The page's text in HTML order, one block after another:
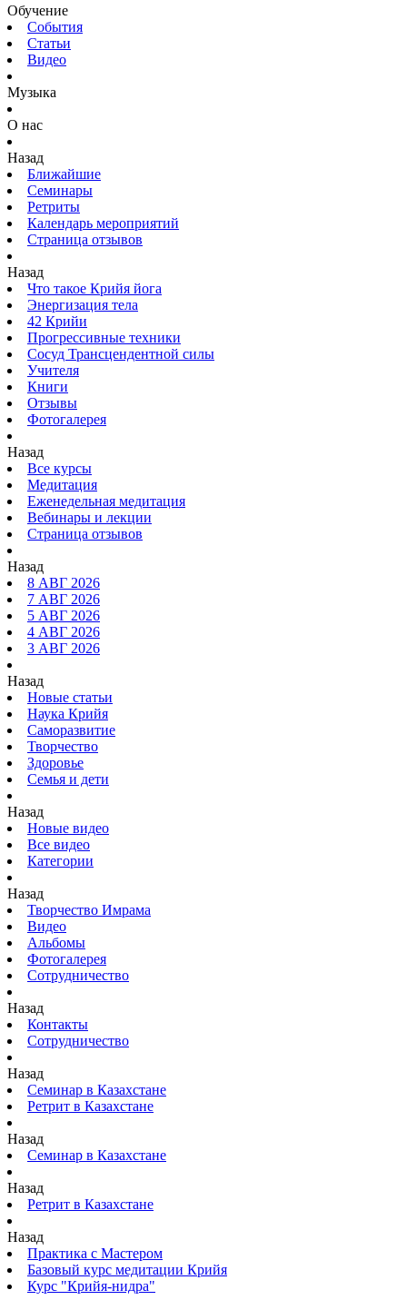
Обучение
События
Статьи
Видео
Музыка
О нас
Назад
Ближайшие
Семинары
Ретриты
Календарь мероприятий
Страница отзывов
Назад
Что такое Крийя йога
Энергизация тела
42 Крийи
Прогрессивные техники
Сосуд Трансцендентной силы
Учителя
Книги
Отзывы
Фотогалерея
Назад
Все курсы
Медитация
Еженедельная медитация
Вебинары и лекции
Страница отзывов
Назад
8 АВГ 2026
7 АВГ 2026
5 АВГ 2026
4 АВГ 2026
3 АВГ 2026
Назад
Новые статьи
Наука Крийя
Саморазвитие
Творчество
Здоровье
Семья и дети
Назад
Новые видео
Все видео
Категории
Назад
Творчество Имрама
Видео
Альбомы
Фотогалерея
Сотрудничество
Назад
Контакты
Сотрудничество
Назад
Семинар в Казахстане
Ретрит в Казахстане
Назад
Семинар в Казахстане
Назад
Ретрит в Казахстане
Назад
Практика с Мастером
Базовый курс медитации Крийя
Курс "Крийя-нидра"